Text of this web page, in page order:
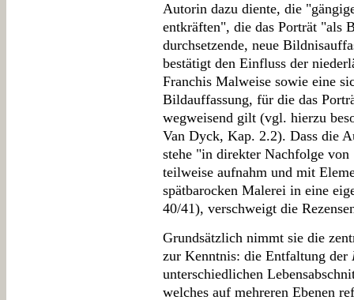
Autorin dazu diente, die
entkräften", die das Porträt "als
durchsetzende, neue
bestätigt den Einfluss der
Franchis Malweise sowie eine
Bildauffassung, für die das
wegweisend gilt (vgl. hierzu
Van Dyck, Kap. 2.2). Dass die
stehe "in direkter Nachfolge von
teilweise aufnahm und mit
spätbarocken Malerei in eine
40/41), verschweigt die
Grundsätzlich nimmt sie die
zur Kenntnis: die Entfaltung der
unterschiedlichen
welches auf mehreren Ebenen